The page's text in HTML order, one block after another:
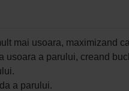
mai usoara, maximizand
usoara a parului, creand
a parului.